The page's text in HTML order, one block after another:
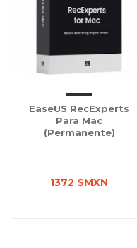
EaseUS RecExperts
Para Mac
(Permanente)
1372 $MXN